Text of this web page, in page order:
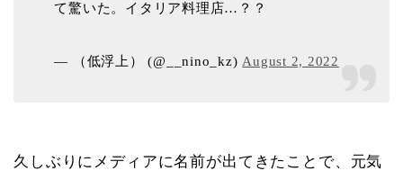
て驚いた。イタリア料理店…？？
— （低浮上） (@__nino_kz) August 2, 2022
久しぶりにメディアに名前が出てきたことで、元気